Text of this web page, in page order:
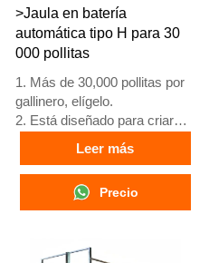
>Jaula en batería
automática tipo H para 30
000 pollitas
1. Más de 30,000 pollitas por
gallinero, elígelo.
2. Está diseñado para criar
pollitas mayores de 1 día
semanas que comienzan a
poner huevos.
4. Su estructura es fusión
Leer más
Precio